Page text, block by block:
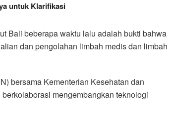
untuk Klarifikasi
Bali beberapa waktu lalu adalah bukti bahwa
dan pengolahan limbah medis dan limbah
bersama Kementerian Kesehatan dan
mengembangkan teknologi